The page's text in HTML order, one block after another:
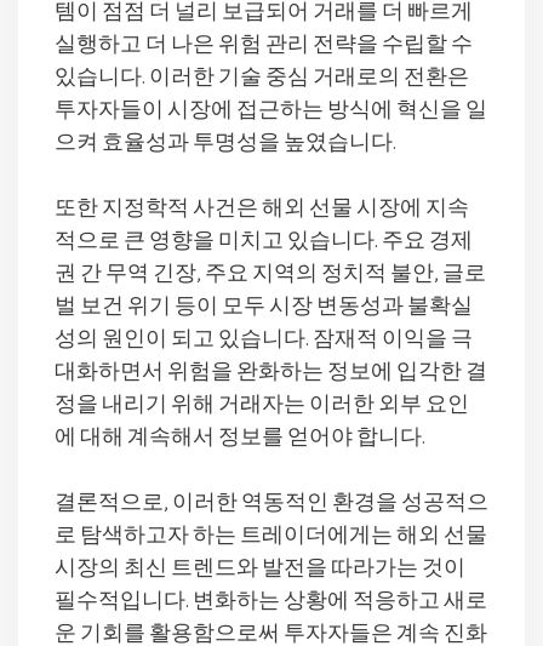
템이 점점 더 널리 보급되어 거래를 더 빠르게
실행하고 더 나은 위험 관리 전략을 수립할 수
있습니다. 이러한 기술 중심 거래로의 전환은
투자자들이 시장에 접근하는 방식에 혁신을 일
으켜 효율성과 투명성을 높였습니다.
또한 지정학적 사건은 해외 선물 시장에 지속
적으로 큰 영향을 미치고 있습니다. 주요 경제
권 간 무역 긴장, 주요 지역의 정치적 불안, 글로
벌 보건 위기 등이 모두 시장 변동성과 불확실
성의 원인이 되고 있습니다. 잠재적 이익을 극
대화하면서 위험을 완화하는 정보에 입각한 결
정을 내리기 위해 거래자는 이러한 외부 요인
에 대해 계속해서 정보를 얻어야 합니다.
결론적으로, 이러한 역동적인 환경을 성공적으
로 탐색하고자 하는 트레이더에게는 해외 선물
시장의 최신 트렌드와 발전을 따라가는 것이
필수적입니다. 변화하는 상황에 적응하고 새로
운 기회를 활용함으로써 투자자들은 계속 진화